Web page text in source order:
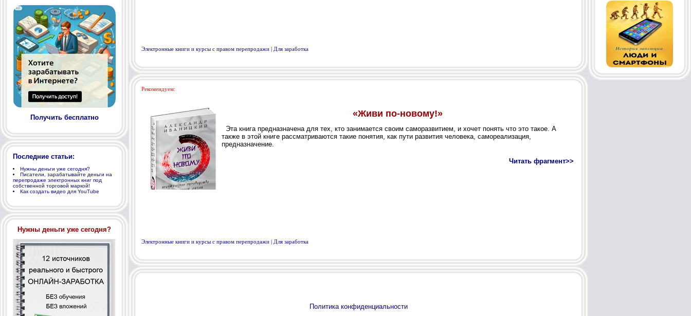
Получить бесплатно
Последние статьи:
Нужны деньги уже сегодня?
Писатели, зарабатывайте деньги на
перепродаже электронных книг под
собственной торговой маркой!
Как создать видео для YouTube
Нужны деньги уже сегодня?
Электронные книги и курсы с правом перепродажи Для заработка
Рекомендуем:
Электронные книги и курсы с правом перепродажи Для заработка
Политика конфиденциальности